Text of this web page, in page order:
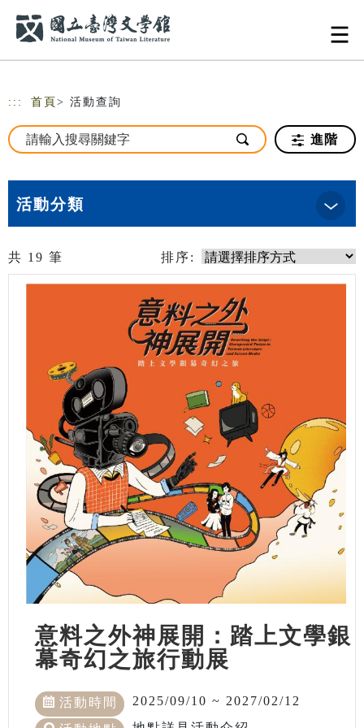
::: 首頁 > 活動查詢
進階
活動分類
共 19 筆 排序:
意料之外神展開：踏上文學銀
幕奇幻之旅行動展
活動時間 2025/09/10 ~ 2027/02/12